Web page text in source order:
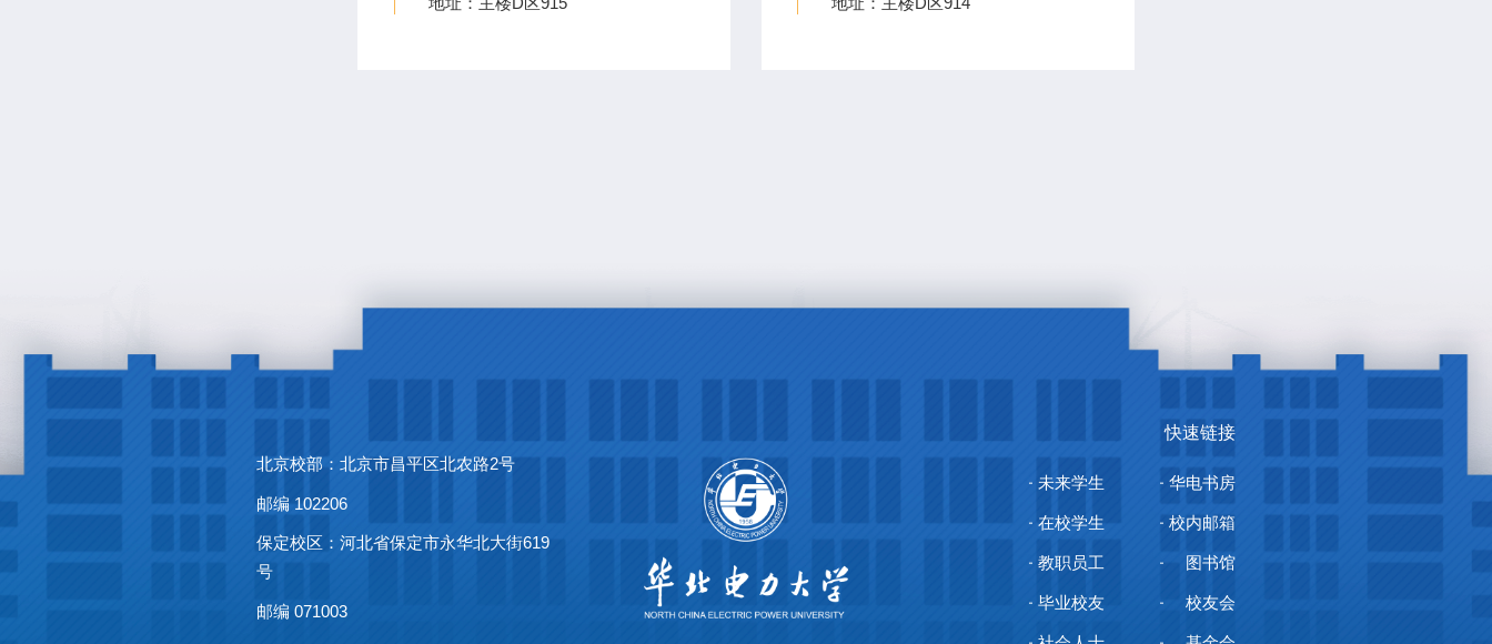
北京校部：北京市昌平区北农路2号
邮编 102206
保定校区：河北省保定市永华北大街619
号
邮编 071003
快速链接
未来学生
在校学生
教职员工
毕业校友
华电书房
校内邮箱
图书馆
校友会